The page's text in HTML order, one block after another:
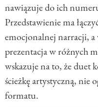
nawiązuje do ich
Przedstawienie ma
emocjonalnej narracji, a
prezentacja w różnych
wskazuje na to, że duet
ścieżkę artystyczną, nie
formatu.